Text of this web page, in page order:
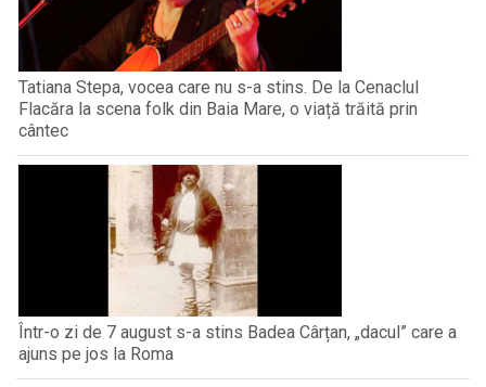
Tatiana Stepa, vocea care nu s-a stins. De la Cenaclul
Flacăra la scena folk din Baia Mare, o viață trăită prin
cântec
Într-o zi de 7 august s-a stins Badea Cârțan, „dacul” care a
ajuns pe jos la Roma